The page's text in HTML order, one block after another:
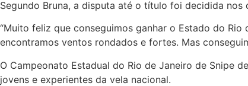
Segundo Bruna, a disputa até o título foi decidida nos
“Muito feliz que conseguimos ganhar o Estado do
encontramos ventos rondados e fortes. Mas
O Campeonato Estadual do Rio de Janeiro de Snipe
jovens e experientes da vela nacional.